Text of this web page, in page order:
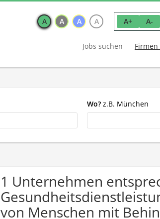
A A A A A+ A-
Jobs suchen
Wo? z.B. München
1 Unternehmen
von Menschen mit